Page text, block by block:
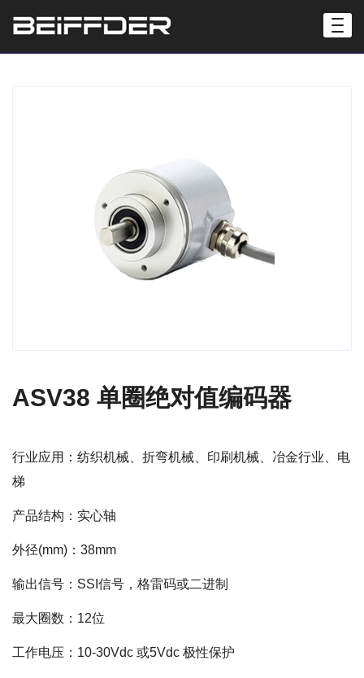
ASV38 单圈绝对值编码器
行业应用：纺织机械、折弯机械、印刷机械、冶金行业、电
梯
产品结构：实心轴
外径(mm)：38mm
输出信号：SSI信号，格雷码或二进制
最大圈数：12位
工作电压：10-30Vdc 或5Vdc 极性保护